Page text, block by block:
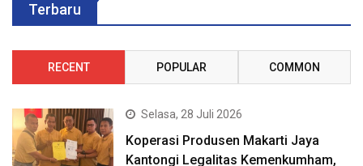
Terbaru
RECENT POPULAR COMMON
Selasa, 28 Juli 2026
Koperasi Produsen Makarti Jaya
Kantongi Legalitas Kemenkumham,